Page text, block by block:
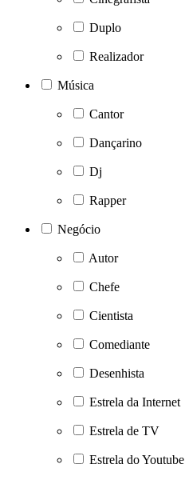
Duplo
Realizador
Música
Cantor
Dançarino
Dj
Rapper
Negócio
Autor
Chefe
Cientista
Comediante
Desenhista
Estrela da Internet
Estrela de TV
Estrela do Youtube